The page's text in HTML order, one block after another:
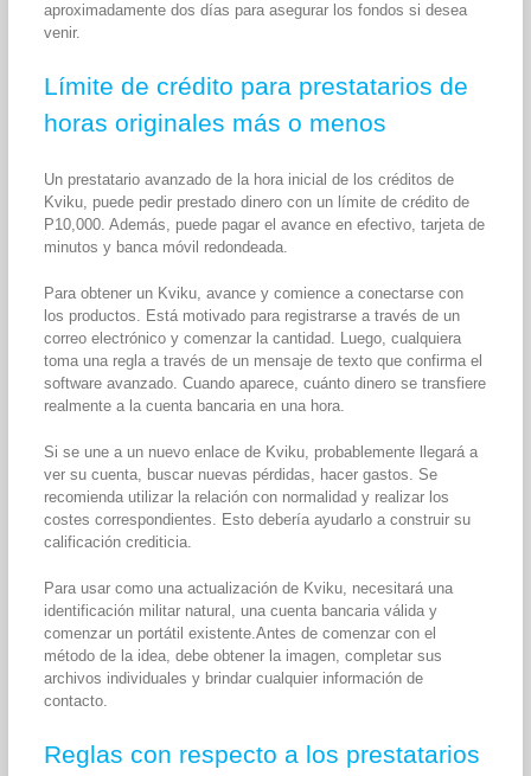
aproximadamente dos días para asegurar los fondos si desea
venir.
Límite de crédito para prestatarios de
horas originales más o menos
Un prestatario avanzado de la hora inicial de los créditos de
Kviku, puede pedir prestado dinero con un límite de crédito de
P10,000. Además, puede pagar el avance en efectivo, tarjeta de
minutos y banca móvil redondeada.
Para obtener un Kviku, avance y comience a conectarse con
los productos. Está motivado para registrarse a través de un
correo electrónico y comenzar la cantidad. Luego, cualquiera
toma una regla a través de un mensaje de texto que confirma el
software avanzado. Cuando aparece, cuánto dinero se transfiere
realmente a la cuenta bancaria en una hora.
Si se une a un nuevo enlace de Kviku, probablemente llegará a
ver su cuenta, buscar nuevas pérdidas, hacer gastos. Se
recomienda utilizar la relación con normalidad y realizar los
costes correspondientes. Esto debería ayudarlo a construir su
calificación crediticia.
Para usar como una actualización de Kviku, necesitará una
identificación militar natural, una cuenta bancaria válida y
comenzar un portátil existente.Antes de comenzar con el
método de la idea, debe obtener la imagen, completar sus
archivos individuales y brindar cualquier información de
contacto.
Reglas con respecto a los prestatarios